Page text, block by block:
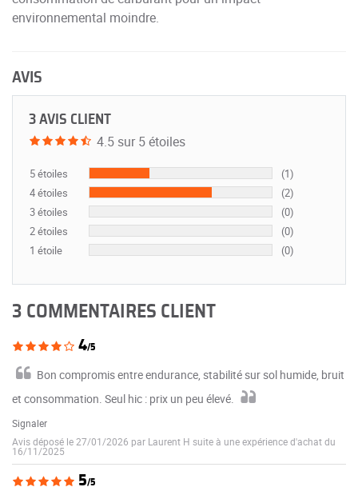
environnemental moindre.
AVIS
3 AVIS CLIENT
4.5 sur 5 étoiles
5 étoiles
(1)
4 étoiles
(2)
3 étoiles
(0)
2 étoiles
(0)
1 étoile
(0)
3 COMMENTAIRES CLIENT
4/5
Bon compromis entre endurance, stabilité sur sol humide, bruit
et consommation. Seul hic : prix un peu élevé.
Signaler
Avis déposé le 27/01/2026 par Laurent H suite à une expérience d'achat du
16/11/2025
5/5